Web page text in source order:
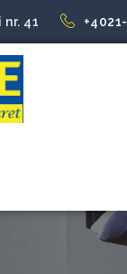
41
FSE